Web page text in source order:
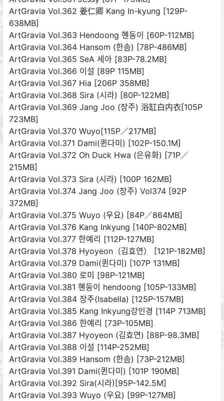
ArtGravia Vol.362 姜仁卿 Kang In-kyung [129P-
638MB]
ArtGravia Vol.363 Hendoong 혠둥이 [60P-112MB]
ArtGravia Vol.364 Hansom (한솜) [78P-486MB]
ArtGravia Vol.365 SeA 세아 [83P-78.2MB]
ArtGravia Vol.366 이설 [89P 115MB]
ArtGravia Vol.367 Hia [206P 358MB]
ArtGravia Vol.368 Sira (시라) [80P-122MB]
ArtGravia Vol.369 Jang Joo (장주) 浴缸白内衣[105P
723MB]
ArtGravia Vol.370 Wuyo[115P／217MB]
ArtGravia Vol.371 Dami(퀸다미) [102P-150.1M]
ArtGravia Vol.372 Oh Duck Hwa (은유화) [71P／
215MB]
ArtGravia Vol.373 Sira (시라) [100P 162MB]
ArtGravia Vol.374 Jang Joo (장주) Vol374 [92P
372MB]
ArtGravia Vol.375 Wuyo (우요) [84P／864MB]
ArtGravia Vol.376 Kang Inkyung [140P-802MB]
ArtGravia Vol.377 한예리 [112P-127MB]
ArtGravia Vol.378 Hyoyeon（김효연） [121P-182MB]
ArtGravia Vol.379 Dami(퀸다미) [107P 131MB]
ArtGravia Vol.380 로미 [98P-121MB]
ArtGravia Vol.381 혠둥이 hendoong [105P-133MB]
ArtGravia Vol.384 장주(Isabella) [125P-157MB]
ArtGravia Vol.385 Kang Inkyung강인경 [114P 713MB]
ArtGravia Vol.386 한예리 [73P-105MB]
ArtGravia Vol.387 Hyoyeon (김효연) [88P-98.3MB]
ArtGravia Vol.388 이설 [114P-252MB]
ArtGravia Vol.389 Hansom (한솜) [73P-212MB]
ArtGravia Vol.391 Dami(퀸다미) [101P 190MB]
ArtGravia Vol.392 Sira(시라)[95P-142.5M]
ArtGravia Vol.393 Wuyo (우요) [99P-127MB]